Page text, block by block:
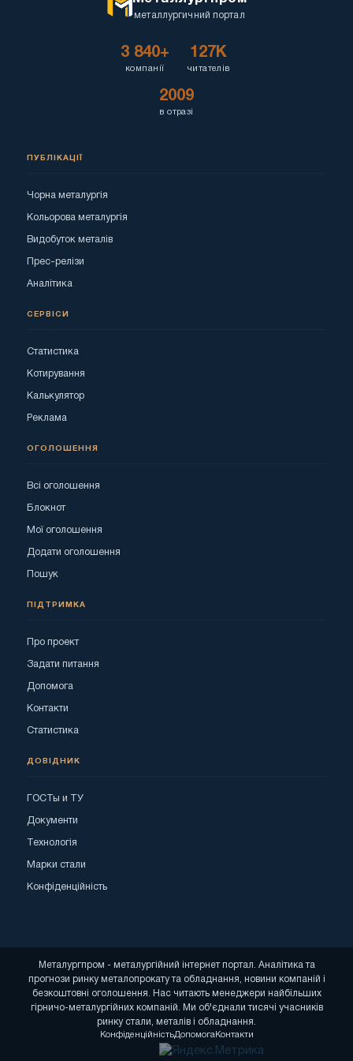
металлургичний портал
3 840+
компанії
127K
читателів
2009
в отразі
ПУБЛІКАЦІЇ
Чорна металургія
Кольорова металургія
Видобуток металів
Прес-релізи
Аналітика
СЕРВІСИ
Статистика
Котирування
Калькулятор
Реклама
ОГОЛОШЕННЯ
Всі оголошення
Блокнот
Мої оголошення
Додати оголошення
Пошук
ПІДТРИМКА
Про проект
Задати питання
Допомога
Контакти
Статистика
ДОВІДНИК
ГОСТы и ТУ
Документи
Технологія
Марки стали
Конфіденційність
Металургпром - металургійний інтернет портал. Аналітика та
прогнози ринку металопрокату та обладнання, новини компаній і
безкоштовні оголошення. Нас читають менеджери найбільших
гірничо-металургійних компаній. Ми об'єднали тисячі учасників
ринку стали, металів і обладнання.
КонфіденційністьДопомогаКонтакти